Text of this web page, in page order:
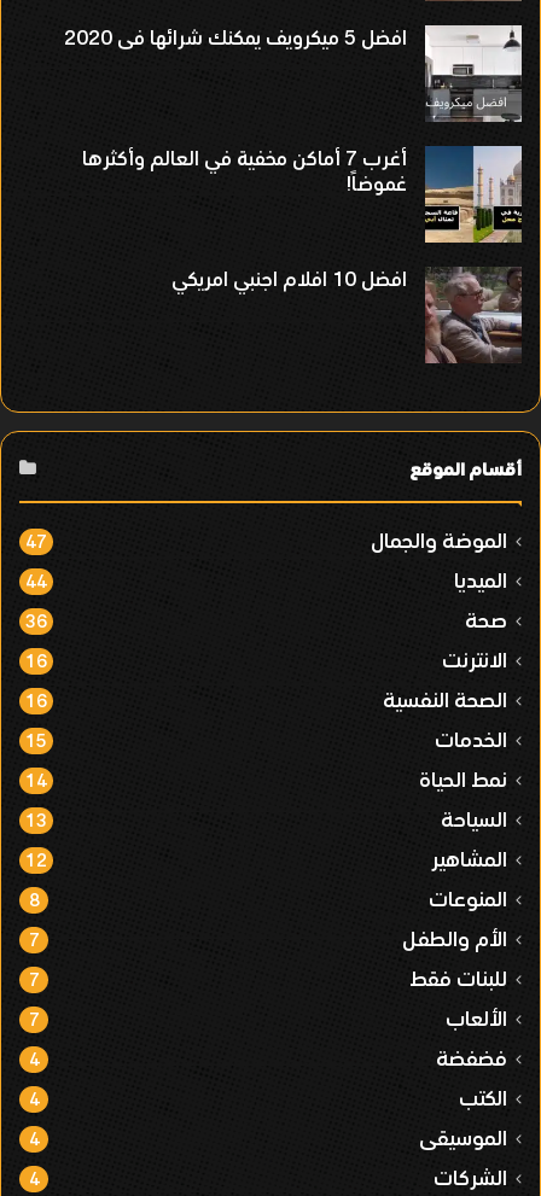
افضل 5 ميكرويف يمكنك شرائها فى 2020
أغرب 7 أماكن مخفية في العالم وأكثرها
غموضاً!
افضل 10 افلام اجنبي امريكي
أقسام الموقع
الموضة والجمال 47
الميديا 44
صحة 36
الانترنت 16
الصحة النفسية 16
الخدمات 15
نمط الحياة 14
السياحة 13
المشاهير 12
المنوعات 8
الأم والطفل 7
للبنات فقط 7
الألعاب 7
فضفضة 4
الكتب 4
الموسيقى 4
الشركات 4